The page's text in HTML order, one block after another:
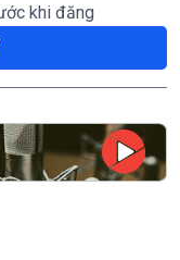
khi đăng